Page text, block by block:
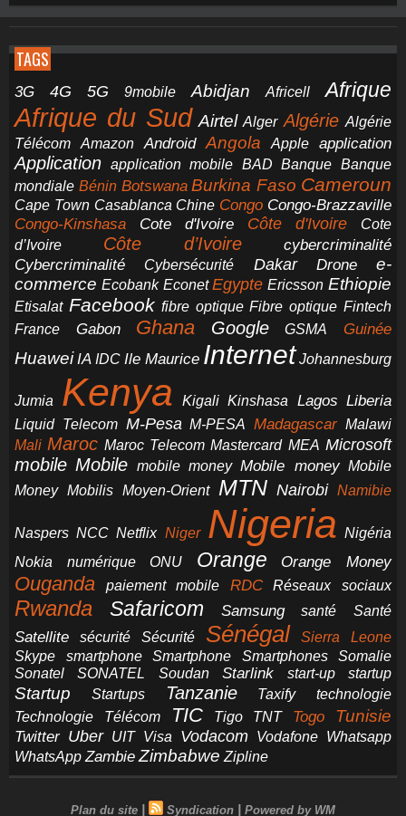
TAGS
3G 4G 5G 9mobile Abidjan Africell Afrique
Afrique du Sud Airtel Alger Algérie Algérie
Télécom
Amazon Android Angola Apple application
Application application mobile BAD Banque Banque
mondiale Bénin Botswana Burkina Faso Cameroun
Cape Town Casablanca Chine Congo Congo-Brazzaville
Congo-Kinshasa Cote d'Ivoire Côte d'Ivoire
Cote
d’Ivoire
Côte d’Ivoire
cybercriminalité
Cybercriminalité
Cybersécurité Dakar Drone
e-
commerce Ecobank Econet Egypte Ericsson Ethiopie
Etisalat Facebook fibre optique Fibre optique Fintech
France
Gabon Ghana Google GSMA Guinée
Huawei IA IDC Ile Maurice Internet Johannesburg
Jumia Kenya Kigali Kinshasa Lagos Liberia
Liquid Telecom M-Pesa M-PESA Madagascar Malawi
Mali Maroc Maroc Telecom Mastercard MEA Microsoft
mobile Mobile mobile money Mobile money Mobile
Money Mobilis Moyen-Orient MTN Nairobi Namibie
Naspers NCC Netflix Niger Nigeria Nigéria
Nokia
numérique ONU Orange Orange Money
Ouganda paiement mobile RDC Réseaux sociaux
Rwanda Safaricom Samsung santé Santé
Satellite sécurité Sécurité Sénégal
Sierra Leone
Skype
smartphone Smartphone Smartphones
Somalie
Sonatel
SONATEL Soudan Starlink start-up startup
Startup Startups Tanzanie Taxify
technologie
Technologie
Télécom TIC Tigo TNT Togo Tunisie
Twitter Uber UIT Visa Vodacom Vodafone Whatsapp
WhatsApp Zambie Zimbabwe Zipline
Plan du site | Syndication | Powered by WM